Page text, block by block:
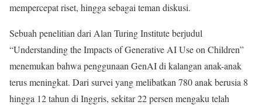
mempercepat riset, hingga sebagai teman diskusi.
Sebuah penelitian dari Alan Turing Institute berjudul
“Understanding the Impacts of Generative AI Use on Children”
menemukan bahwa penggunaan GenAI di kalangan anak-anak
terus meningkat. Dari survei yang melibatkan 780 anak berusia 8
hingga 12 tahun di Inggris, sekitar 22 persen mengaku telah